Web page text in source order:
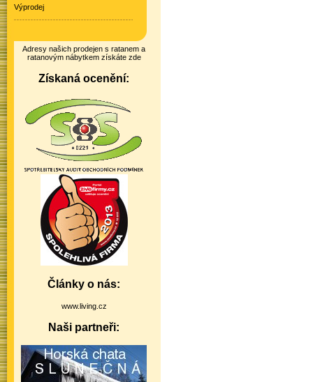
Výprodej
Adresy našich prodejen s ratanem a
ratanovým nábytkem získáte zde
Získaná ocenění:
Články o nás:
www.living.cz
Naši partneři: